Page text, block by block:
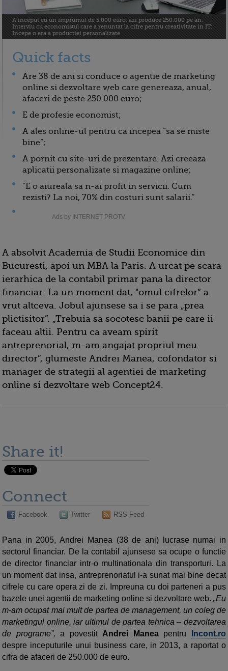
A inceput cu un imprumut de 5.000 euro, azi produce 250.000 pe an.
Interviu cu economistul care a renuntat la cifre pentru creativitate in IT:
Incepe o era a productiei personalizate
Quick facts
Are 38 de ani si conduce o agentie de marketing
online si dezvoltare web care genereaza, anual,
afaceri de peste 250.000 euro;
E de profesie economist;
A ales online-ul pentru ca incepea “sa se miste
bine”;
A pornit cu site-uri de prezentare. Azi creeaza
aplicatii personalizate si magazine online;
"E o aiureala sa n-ai profit in servicii. Cum
rezisti? La noi, 70% din costuri sunt salarii."
Ads by INTERNET PROTV
A absolvit Academia de Studii Economice din
Bucuresti, apoi un MBA la Paris. A urcat pe scara
ierarhica de la contabil primar pana la director
financiar. La un moment dat, "omul cifrelor” a
vrut altceva. Jobul ajunsese sa i se para „prea
plictisitor”. „Trebuia sa socotesc banii pe care ii
faceau altii. Pentru ca aveam spirit
antreprenorial, m-am angajat propriul meu
director”, glumeste Andrei Manea, cofondator si
manager de strategii al agentiei de marketing
online si dezvoltare web Concept24.
Share it!
Connect
Facebook Twitter RSS Feed
Pana in 2005, Andrei Manea (38 de ani) lucrase numai in
sectorul financiar. De la contabil ajunsese sa ocupe o functie
de director financiar intr-o multinationala din transporturi. La
un moment dat insa, antreprenoriatul i-a sunat mai bine decat
cifrele cu care opera zi de zi. Impreuna cu doi parteneri a pus
bazele unei agentii de marketing online si dezvoltare web. „Eu
m-am ocupat mai mult de partea de management, un coleg de
marketingul online, iar ultimul de partea tehnica – dezvoltarea
de programe”, a povestit Andrei Maneapentru
Incont.ro
despre inceputurile unui business care, in 2013, a raportat o
cifra de afaceri de 250.000 de euro.